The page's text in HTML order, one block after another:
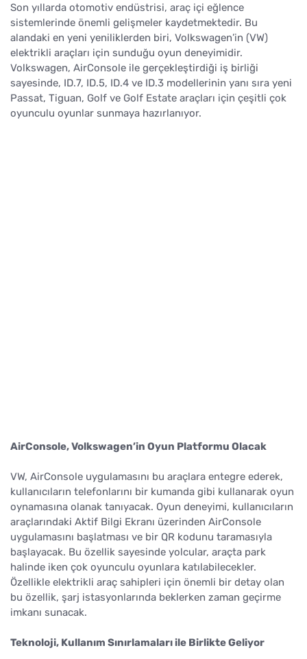
Son yıllarda otomotiv endüstrisi, araç içi eğlence
sistemlerinde önemli gelişmeler kaydetmektedir. Bu
alandaki en yeni yeniliklerden biri, Volkswagen’in (VW)
elektrikli araçları için sunduğu oyun deneyimidir.
Volkswagen, AirConsole ile gerçekleştirdiği iş birliği
sayesinde, ID.7, ID.5, ID.4 ve ID.3 modellerinin yanı sıra yeni
Passat, Tiguan, Golf ve Golf Estate araçları için çeşitli çok
oyunculu oyunlar sunmaya hazırlanıyor.
AirConsole, Volkswagen’in Oyun Platformu Olacak
VW, AirConsole uygulamasını bu araçlara entegre ederek,
kullanıcıların telefonlarını bir kumanda gibi kullanarak oyun
oynamasına olanak tanıyacak. Oyun deneyimi, kullanıcıların
araçlarındaki Aktif Bilgi Ekranı üzerinden AirConsole
uygulamasını başlatması ve bir QR kodunu taramasıyla
başlayacak. Bu özellik sayesinde yolcular, araçta park
halinde iken çok oyunculu oyunlara katılabilecekler.
Özellikle elektrikli araç sahipleri için önemli bir detay olan
bu özellik, şarj istasyonlarında beklerken zaman geçirme
imkanı sunacak.
Teknoloji, Kullanım Sınırlamaları ile Birlikte Geliyor